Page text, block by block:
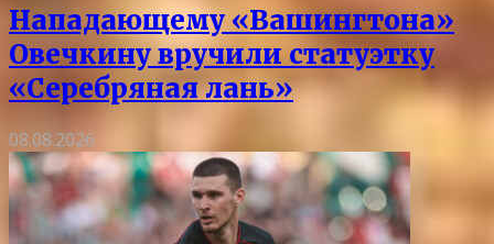
Нападающему «Вашингтона»
Овечкину вручили статуэтку
«Серебряная лань»
08.08.2026